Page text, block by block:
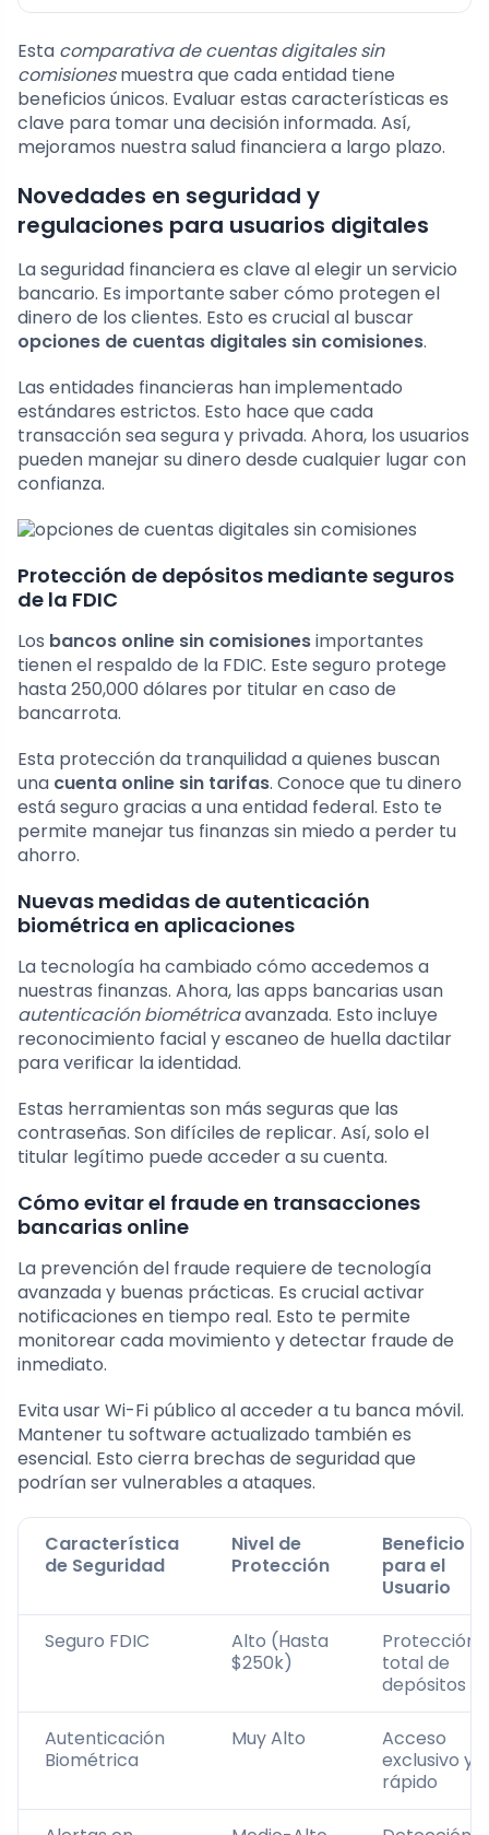
Esta comparativa de cuentas digitales sin
comisionesmuestra que cada entidad tiene
beneficios únicos. Evaluar estas características es
clave para tomar una decisión informada. Así,
mejoramos nuestra salud financiera a largo plazo.
Novedades en seguridad y
regulaciones para usuarios digitales
La seguridad financiera es clave al elegir un servicio
bancario. Es importante saber cómo protegen el
dinero de los clientes. Esto es crucial al buscar
opciones de cuentas digitales sin comisiones.
Las entidades financieras han implementado
estándares estrictos. Esto hace que cada
transacción sea segura y privada. Ahora, los usuarios
pueden manejar su dinero desde cualquier lugar con
confianza.
Protección de depósitos mediante seguros
de la FDIC
Los bancos online sin comisionesimportantes
tienen el respaldo de la FDIC. Este seguro protege
hasta 250,000 dólares por titular en caso de
bancarrota.
Esta protección da tranquilidad a quienes buscan
una cuenta online sin tarifas. Conoce que tu dinero
está seguro gracias a una entidad federal. Esto te
permite manejar tus finanzas sin miedo a perder tu
ahorro.
Nuevas medidas de autenticación
biométrica en aplicaciones
La tecnología ha cambiado cómo accedemos a
nuestras finanzas. Ahora, las apps bancarias usan
autenticación biométricaavanzada. Esto incluye
reconocimiento facial y escaneo de huella dactilar
para verificar la identidad.
Estas herramientas son más seguras que las
contraseñas. Son difíciles de replicar. Así, solo el
titular legítimo puede acceder a su cuenta.
Cómo evitar el fraude en transacciones
bancarias online
La prevención del fraude requiere de tecnología
avanzada y buenas prácticas. Es crucial activar
notificaciones en tiempo real. Esto te permite
monitorear cada movimiento y detectar fraude de
inmediato.
Evita usar Wi-Fi público al acceder a tu banca móvil.
Mantener tu software actualizado también es
esencial. Esto cierra brechas de seguridad que
podrían ser vulnerables a ataques.
Característica
de Seguridad
Nivel de
Protección
Beneficio
para el
Usuario
Seguro FDIC
Alto (Hasta
$250k)
Protección
total de
depósitos
Autenticación
Biométrica
Muy Alto
Acceso
exclusivo y
rápido